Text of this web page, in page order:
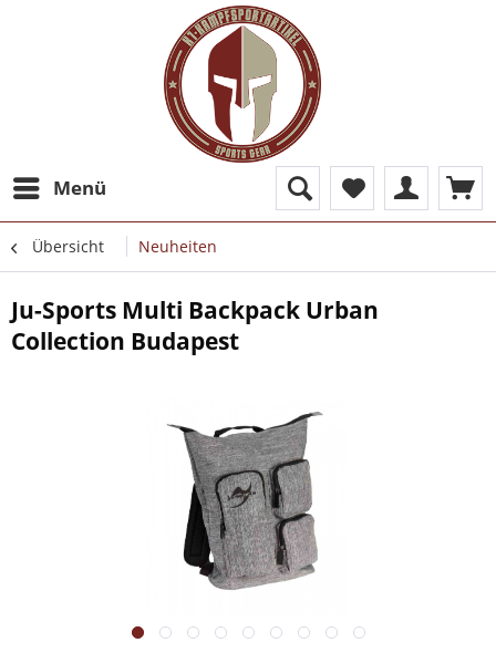
Menü
Übersicht Neuheiten
Ju-Sports Multi Backpack Urban
Collection Budapest